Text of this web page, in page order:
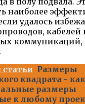
наиболее
удалось
кабелей
коммуникаций,
Размеры
квадрата - как
размеры
к любому